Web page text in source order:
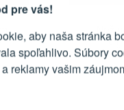
pre vás!
aby naša stránka
spoľahlivo. Súbory
reklamy vašim
Nož
cm